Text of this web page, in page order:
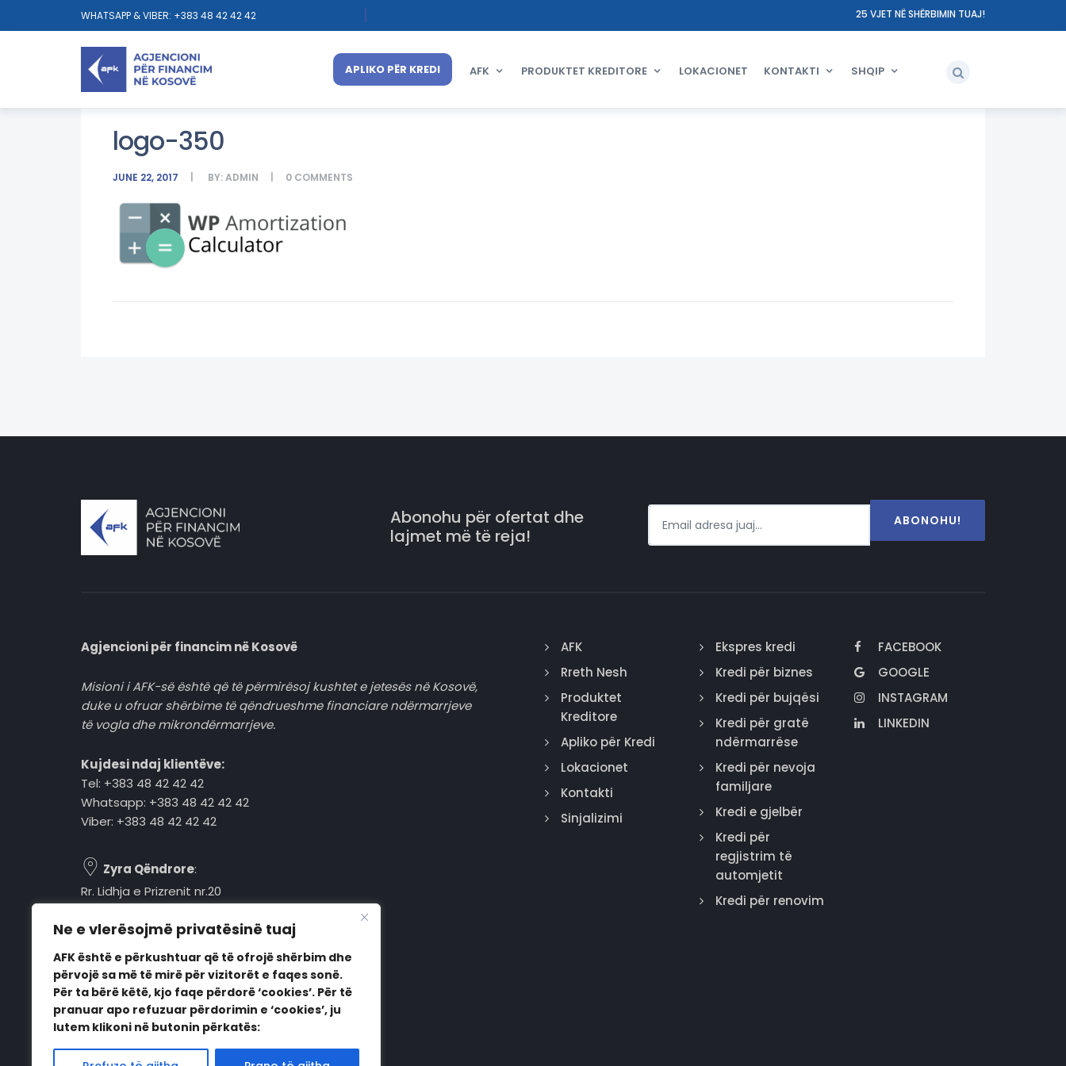
Ne e vlerësojmë privatësinë tuaj
AFK është e përkushtuar që të ofrojë shërbim dhe
përvojë sa më të mirë për vizitorët e faqes sonë.
Për ta bërë këtë, kjo faqe përdorë ‘cookies’. Për të
pranuar apo refuzuar përdorimin e ‘cookies’, ju
lutem klikoni në butonin përkatës:
WHATSAPP & VIBER: +383 48 42 42 42 25 VJET NË SHËRBIMIN TUAJ!
APLIKO PËR KREDI AFK PRODUKTET KREDITORE LOKACIONET KONTAKTI SHQIP
logo-350
JUNE 22, 2017 BY:ADMIN 0 COMMENTS
Abonohu për ofertat dhe
lajmet më të reja!
ABONOHU!
Agjencioni për financim në Kosovë
Misioni i AFK-së është që të përmirësoj kushtet e jetesës në Kosovë,
duke u ofruar shërbime të qëndrueshme financiare ndërmarrjeve
të vogla dhe mikrondërmarrjeve.
Kujdesi ndaj klientëve:
Tel: +383 48 42 42 42
Whatsapp: +383 48 42 42 42
Viber: +383 48 42 42 42
Zyra Qëndrore:
Rr. Lidhja e Prizrenit nr.20
Pejë, 30000, Kosovë
Orari i punës:
E hënë - E premte
08:00 - 16:00
AFK
Rreth Nesh
Produktet
Kreditore
Apliko për Kredi
Lokacionet
Kontakti
Sinjalizimi
Ekspres kredi
Kredi për biznes
Kredi për bujqësi
Kredi për gratë
ndërmarrëse
Kredi për nevoja
familjare
Kredi e gjelbër
Kredi për
regjistrim të
automjetit
Kredi për renovim
FACEBOOK
GOOGLE
INSTAGRAM
LINKEDIN